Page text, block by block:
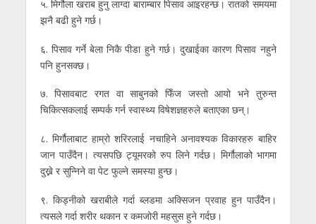
५. मिर्गौला खराब हुनु लाग्दा बाराम्बार पिसाव आइरहन्छ। रातको समयमा
झनै बढी हुने गर्छ।
६. पिसाव गर्ने बेला निकै पीडा हुने गर्छ। दुखाईका कारण पिसाव नहुने
पनि हुनसक्छ।
७. पिसावबाट रगत वा साबुनको फिँज जस्तो आयो भने तुरुन्त
चिकित्सकलाई सम्पर्क गर्न स्वास्थ्य विषेशज्ञहरुले बताएका छन्।
८. मिर्गौलाबाट हाम्रो शरिरलाई नचाहिने अनावश्यक विकारहरु बाहिर
जान पाउँदैन। त्यसपछि ट्यूमरको रुप लिने गर्दछ। मिर्गौलाको भागमा
दुख्ने र सुन्निने वा पेट फुल्ने समस्या हुन्छ।
९. किड्नीको खराबीले गर्दा ब्लडमा अक्सिजन प्रवाह हुन पाउँदैन।
त्यसले गर्दा शरीर थकान र कमजोरी महसुस हुने गर्दछ।